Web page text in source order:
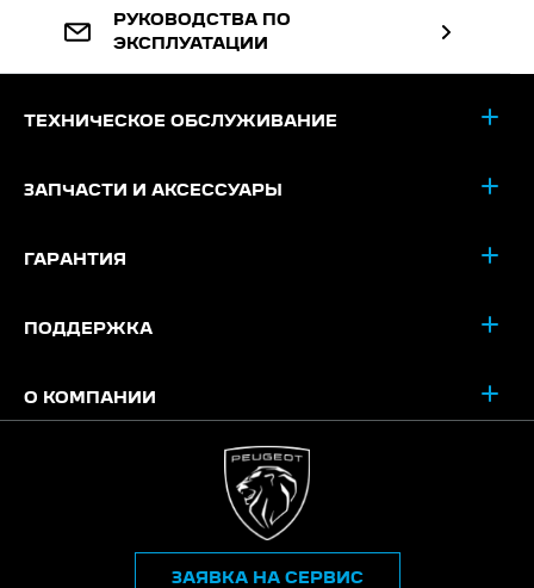
РУКОВОДСТВА ПО
ЭКСПЛУАТАЦИИ
ТЕХНИЧЕСКОЕ ОБСЛУЖИВАНИЕ
ЗАПЧАСТИ И АКСЕССУАРЫ
ГАРАНТИЯ
ПОДДЕРЖКА
О КОМПАНИИ
ЗАЯВКА НА СЕРВИС